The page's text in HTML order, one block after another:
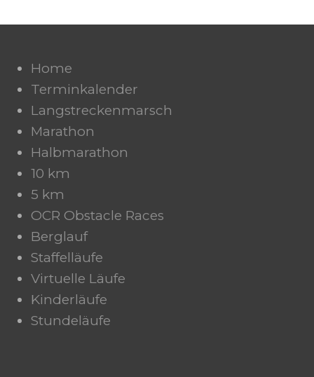
Home
Terminkalender
Langstreckenmarsch
Marathon
Halbmarathon
10 km
5 km
OCR Obstacle Races
Berglauf
Staffelläufe
Virtuelle Läufe
Kinderläufe
Stundeläufe